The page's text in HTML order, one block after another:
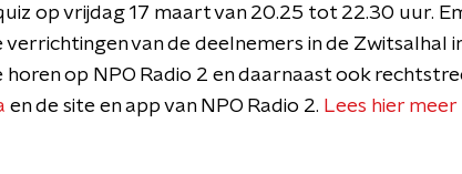
op vrijdag 17 maart van 20.25 tot 22.30 uur.
van de deelnemers in de Zwitsalhal
op NPO Radio 2 en daarnaast ook
en de site en app van NPO Radio 2. Lees hier meer